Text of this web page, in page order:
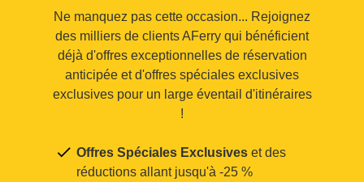
Ne manquez pas cette occasion... Rejoignez
des milliers de clients AFerry qui bénéficient
déjà d'offres exceptionnelles de réservation
anticipée et d'offres spéciales exclusives
exclusives pour un large éventail d'itinéraires
!
Offres Spéciales Exclusives et des
réductions allant jusqu'à -25 %